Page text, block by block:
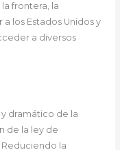
la frontera, la
los Estados Unidos y
a diversos
dramático de la
de la ley de
Reduciendo la